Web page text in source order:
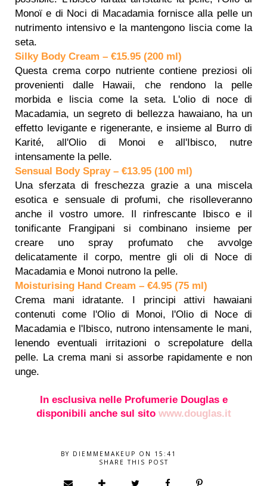
Monoï e di Noci di Macadamia fornisce alla pelle un
nutrimento intensivo e la mantengono liscia come la
seta.
Silky Body Cream – €15.95 (200 ml)
Questa crema corpo nutriente contiene preziosi oli
provenienti dalle Hawaii, che rendono la pelle
morbida e liscia come la seta. L'olio di noce di
Macadamia, un segreto di bellezza hawaiano, ha un
effetto levigante e rigenerante, e insieme al Burro di
Karité, all'Olio di Monoi e all'Ibisco, nutre
intensamente la pelle.
Sensual Body Spray – €13.95 (100 ml)
Una sferzata di freschezza grazie a una miscela
esotica e sensuale di profumi, che risolleveranno
anche il vostro umore. Il rinfrescante Ibisco e il
tonificante Frangipani si combinano insieme per
creare uno spray profumato che avvolge
delicatamente il corpo, mentre gli oli di Noce di
Macadamia e Monoi nutrono la pelle.
Moisturising Hand Cream – €4.95 (75 ml)
Crema mani idratante. I principi attivi hawaiani
contenuti come l'Olio di Monoi, l'Olio di Noce di
Macadamia e l'Ibisco, nutrono intensamente le mani,
lenendo eventuali irritazioni o screpolature della
pelle. La crema mani si assorbe rapidamente e non
unge.
In esclusiva nelle Profumerie Douglas e
disponibili anche sul sito www.douglas.it
BY DIEMMEMAKEUP ON 15:41
SHARE THIS POST